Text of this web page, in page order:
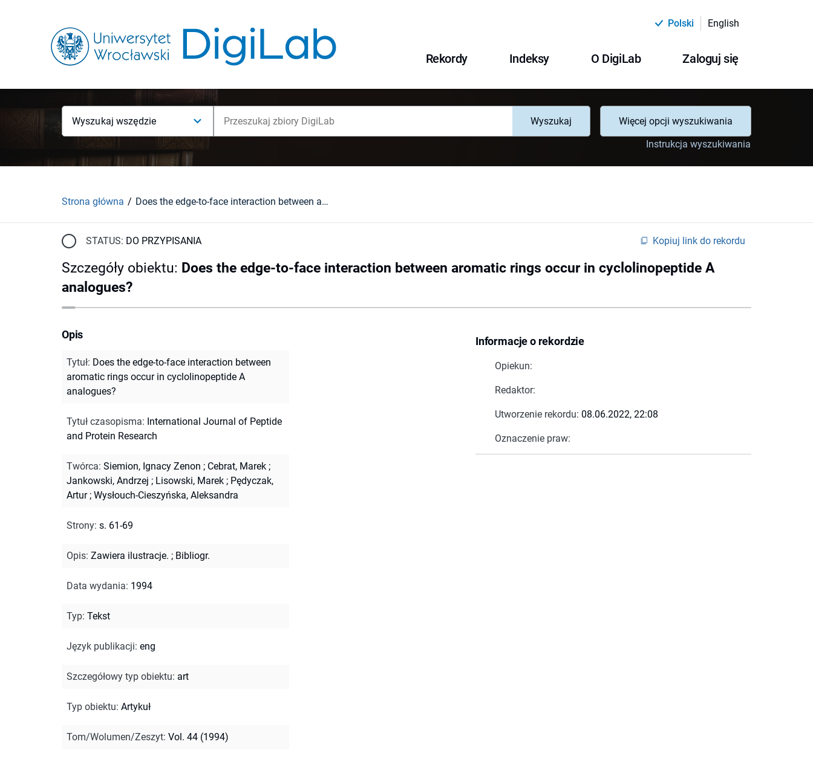
Polski English
Rekordy Indeksy O DigiLab Zaloguj się
Wyszukaj wszędzie Wyszukaj
Więcej opcji wyszukiwania
Instrukcja wyszukiwania
Strona główna Does the edge-to-face interaction between aromatic rings occur in cyclolinopeptide A analogues?
STATUS: DO PRZYPISANIA Kopiuj link do rekordu
Szczegóły obiektu: Does the edge-to-face interaction between aromatic rings occur in cyclolinopeptide A
analogues?
Informacje o rekordzie
Opiekun:
Redaktor:
Utworzenie rekordu: 08.06.2022, 22:08
Oznaczenie praw:
Opis
Tytuł: Does the edge-to-face interaction between
aromatic rings occur in cyclolinopeptide A
analogues?
Tytuł czasopisma: International Journal of Peptide
and Protein Research
Twórca: Siemion, Ignacy Zenon ; Cebrat, Marek ;
Jankowski, Andrzej ; Lisowski, Marek ; Pędyczak,
Artur; Wysłouch-Cieszyńska, Aleksandra
Strony: s. 61-69
Opis: Zawiera ilustracje. ; Bibliogr.
Data wydania: 1994
Typ: Tekst
Język publikacji: eng
Szczegółowy typ obiektu: art
Typ obiektu: Artykuł
Tom/Wolumen/Zeszyt: Vol. 44 (1994)